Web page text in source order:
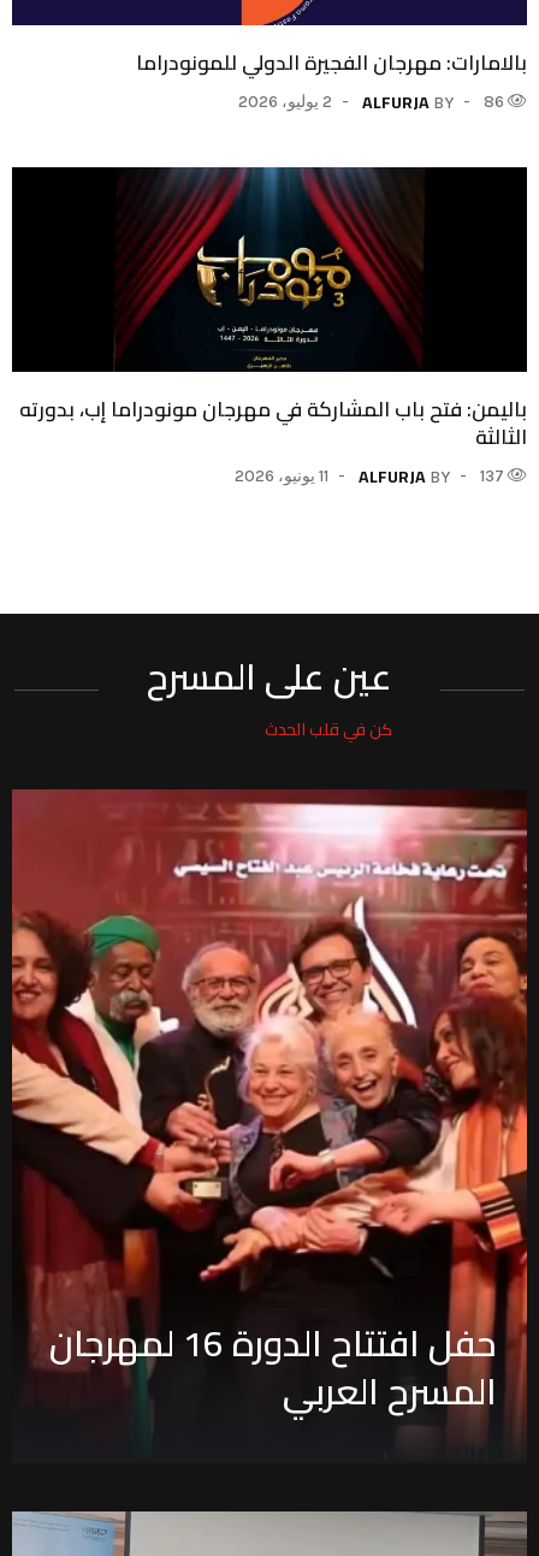
بالامارات: مهرجان الفجيرة الدولي للمونودراما
86
BY
ALFURJA 2 يوليو، 2026
باليمن: فتح باب المشاركة في مهرجان مونودراما إب، بدورته
الثالثة
137
BY
ALFURJA 11 يونيو، 2026
عين على المسرح
كن في قلب الحدث
حفل افتتاح الدورة 16 لمهرجان
المسرح العربي